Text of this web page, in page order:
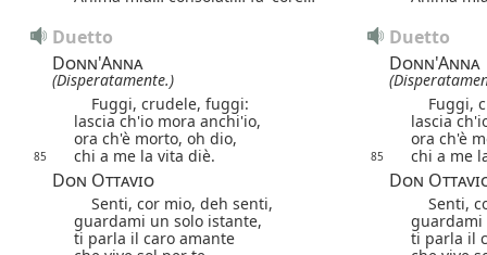
Duetto
Duetto
Donn'Anna
Donn'Anna
(Disperatamente.)
Fuggi, crudele, fuggi:
Fuggi,
lascia ch'io mora anchi'io,
lascia
ora ch'è morto, oh dio,
ora ch'è
85 chi a me la vita diè. 85 chi a me
Don Ottavio Don
Senti, cor mio, deh senti,
Senti,
guardami un solo istante,
guardami
ti parla il caro amante
ti parla il